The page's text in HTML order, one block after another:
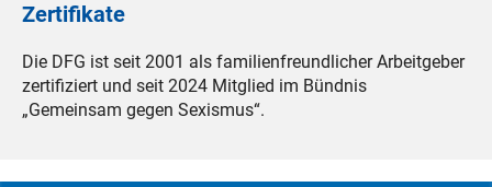
Zertifikate
Die DFG ist seit 2001 als familienfreundlicher Arbeitgeber
zertifiziert und seit 2024 Mitglied im Bündnis
„Gemeinsam gegen Sexismus“.